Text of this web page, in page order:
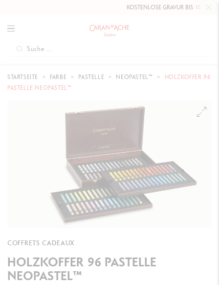
KOSTENLOSE GRAVUR BIS10. MAI 2026 AUF DIE
STARTSEITE FARBE PASTELLE NEOPASTEL™
HOLZKOFFER 96
PASTELLE NEOPASTEL™
COFFRETS CADEAUX
HOLZKOFFER 96 PASTELLE
NEOPASTEL™